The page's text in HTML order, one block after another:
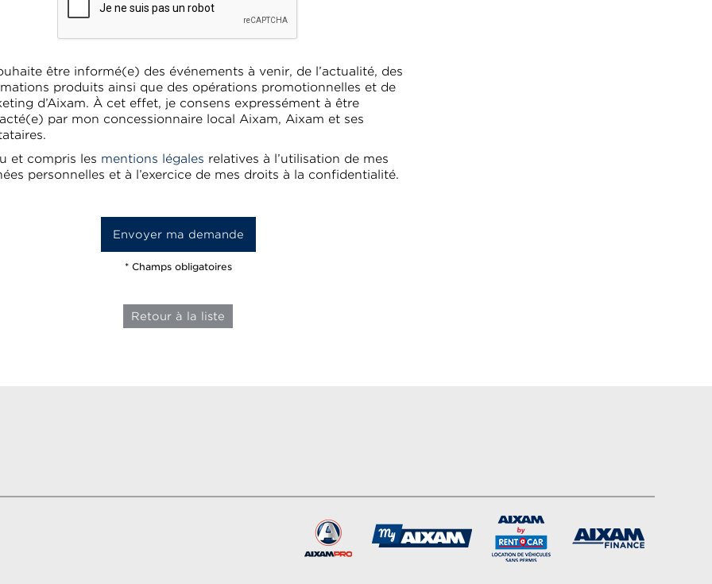
être informé(e) des événements à venir, de l’actualité, des
produits ainsi que des opérations promotionnelles et de
d’Aixam. À cet effet, je consens expressément à être
par mon concessionnaire local Aixam, Aixam et ses
et compris les mentions légales relatives à l’utilisation de mes
personnelles et à l’exercice de mes droits à la confidentialité.
* Champs obligatoires
Retour à la liste